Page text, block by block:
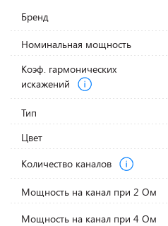
Бренд
Номинальная мощность
Коэф. гармонических
искажений
Тип
Цвет
Количество каналов
Мощность на канал при 2 Ом
Мощность на канал при 4 Ом